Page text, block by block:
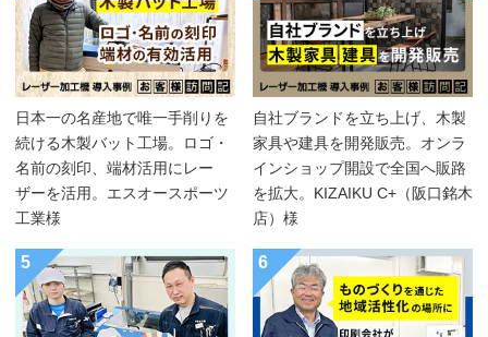
日本一の名産地で唯一手削りを
続ける木製バット工場。ロゴ・
名前の刻印、端材活用にレー
ザーを活用。エスオースポーツ
工業様
自社ブランドを立ち上げ、木製
家具や建具を開発販売。オンラ
インショップ開設で全国へ販路
を拡大。KIZAIKU C+（阪口銘木
店）様
5 6